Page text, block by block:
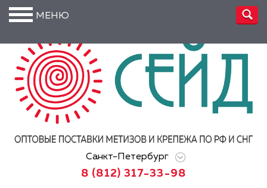
Санкт-Петербург
8 (812) 317-33-98
МЕНЮ
О
компании
Производство
Доставка
Услуги